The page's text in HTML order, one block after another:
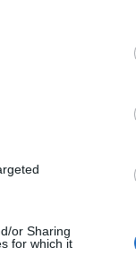
or Sharing
for which it
Nem
korábbi